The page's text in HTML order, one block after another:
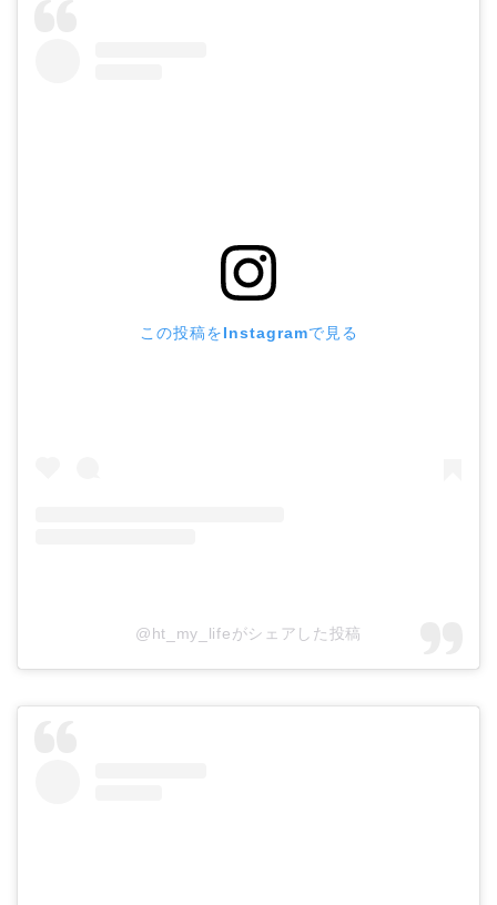
この投稿をInstagramで見る
@ht_my_lifeがシェアした投稿